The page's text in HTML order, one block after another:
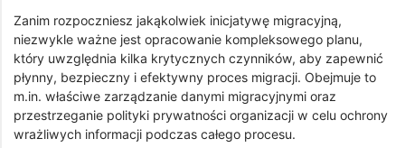
Zanim rozpoczniesz jakąkolwiek inicjatywę migracyjną,
niezwykle ważne jest opracowanie kompleksowego planu,
który uwzględnia kilka krytycznych czynników, aby zapewnić
płynny, bezpieczny i efektywny proces migracji. Obejmuje to
m.in. właściwe zarządzanie danymi migracyjnymi oraz
przestrzeganie polityki prywatności organizacji w celu ochrony
wrażliwych informacji podczas całego procesu.